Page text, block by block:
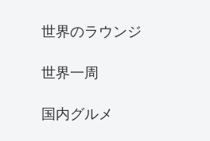
世界のラウンジ
世界一周
国内グルメ